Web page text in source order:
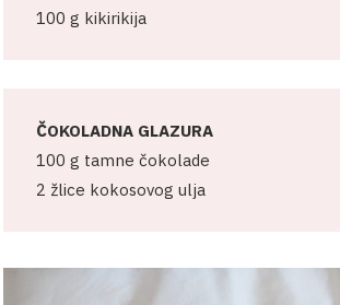
100 g kikirikija
ČOKOLADNA GLAZURA
100 g tamne čokolade
2 žlice kokosovog ulja